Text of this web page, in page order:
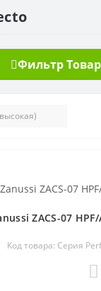
Фильтр
ZACS-07
Код товара: Серия